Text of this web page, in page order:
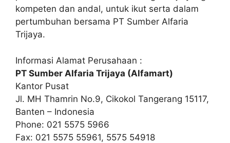
kompeten dan andal, untuk ikut serta dalam
pertumbuhan bersama PT Sumber Alfaria
Trijaya.
Informasi Alamat Perusahaan :
PT Sumber Alfaria Trijaya (Alfamart)
Kantor Pusat
Jl. MH Thamrin No.9, Cikokol Tangerang 15117,
Banten – Indonesia
Phone: 021 5575 5966
Fax: 021 5575 55961, 5575 54918